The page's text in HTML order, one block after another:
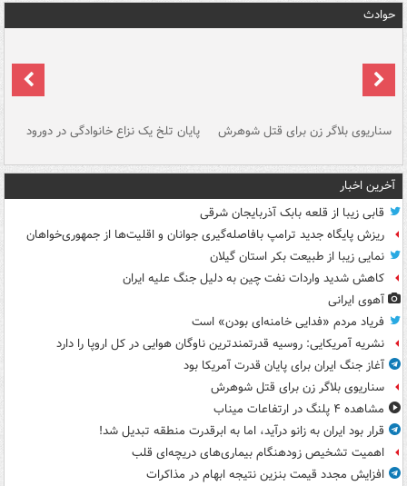
حوادث
سناریوی بلاگر زن برای قتل شوهرش پایان تلخ یک نزاع خانوادگی در دورود
آخرین اخبار
قابی زیبا از قلعه بابک آذربایجان شرقی
ریزش پایگاه جدید ترامپ بافاصله‌گیری جوانان و اقلیت‌ها از جمهوری‌خواهان
نمایی زیبا از طبیعت بکر استان گیلان
کاهش شدید واردات نفت چین به دلیل جنگ علیه ایران
آهوی ایرانی
فریاد مردم «فدایی خامنه‌ای بودن» است
نشریه آمریکایی: روسیه قدرتمندترین ناوگان هوایی در کل اروپا را دارد
آغاز جنگ ایران برای پایان قدرت آمریکا بود
سناریوی بلاگر زن برای قتل شوهرش
مشاهده ۴ پلنگ در ارتفاعات میناب
قرار بود ایران به زانو درآید، اما به ابرقدرت منطقه تبدیل شد!
اهمیت تشخیص زودهنگام بیماری‌های دریچه‌ای قلب
افزایش مجدد قیمت بنزین نتیجه ابهام در مذاکرات